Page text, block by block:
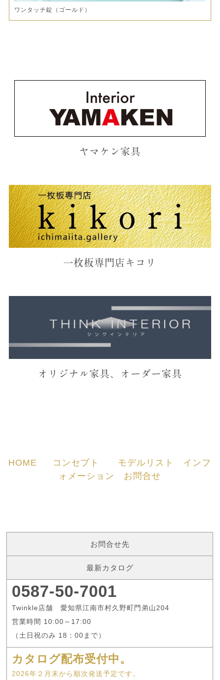
ワンタッチ錠（ゴールド）
ヤマケン家具
一枚板専門店キコリ
オリジナル家具、オーダー家具
HOME コンセプト モデルリスト
インフ
ォメーション
お問合せ
お問合せ先
最新カタログ
0587-50-7001
Twinkle店舗 愛知県江南市村久野町門弟山204
営業時間 10:00～17:00
（土日祝のみ 18：00まで）
カタログ配布受付中。
2026年２月末から順次発送予定です。